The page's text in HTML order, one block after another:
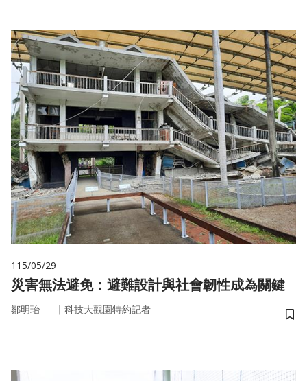
115/05/29
災害無法避免：避難設計與社會韌性成為關鍵
鄒明珆 ｜ 科技大觀園特約記者
儲